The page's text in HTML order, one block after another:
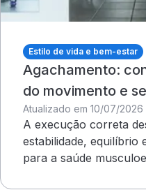
Estilo de vida e bem-estar
Agachamento:
do movimento e
Atualizado em 10/07/2026
A execução correta
estabilidade, equilíbrio
para a saúde